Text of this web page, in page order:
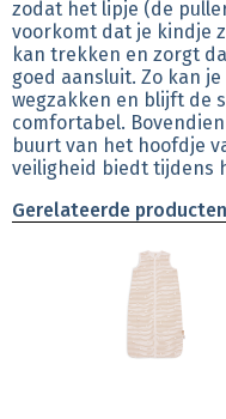
zodat het lipje (de
voorkomt dat je kindje
kan trekken en zorgt
goed aansluit. Zo kan
wegzakken en blijft de
comfortabel.
buurt van het hoofdje
veiligheid biedt tijdens
Gerelateerde producten